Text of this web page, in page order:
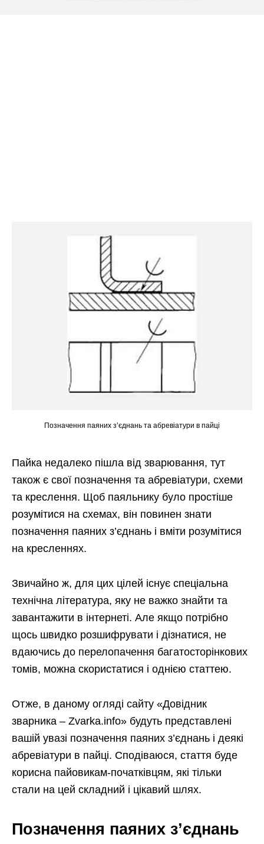
Позначення паяних з’єднань та абревіатури в пайці
Пайка недалеко пішла від зварювання, тут
також є свої позначення та абревіатури, схеми
та креслення. Щоб паяльнику було простіше
розумітися на схемах, він повинен знати
позначення паяних з’єднань і вміти розумітися
на кресленнях.
Звичайно ж, для цих цілей існує спеціальна
технічна література, яку не важко знайти та
завантажити в інтернеті. Але якщо потрібно
щось швидко розшифрувати і дізнатися, не
вдаючись до перелопачення багатосторінкових
томів, можна скористатися і однією статтею.
Отже, в даному огляді сайту «Довідник
зварника – Zvarka.info» будуть представлені
вашій увазі позначення паяних з’єднань і деякі
абревіатури в пайці. Сподіваюся, стаття буде
корисна пайовикам-початківцям, які тільки
стали на цей складний і цікавий шлях.
Позначення паяних з’єднань